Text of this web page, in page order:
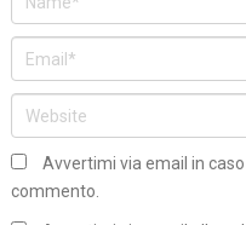
Avvertimi via email in
commento.